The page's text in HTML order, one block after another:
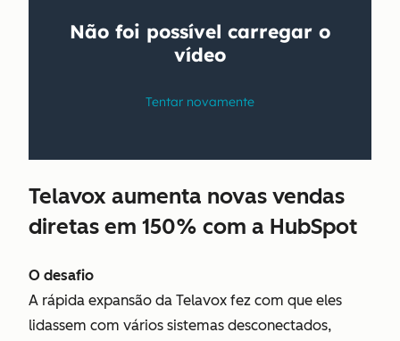
Telavox aumenta novas vendas
diretas em 150% com a HubSpot
O desafio
A rápida expansão da Telavox fez com que eles
lidassem com vários sistemas desconectados,